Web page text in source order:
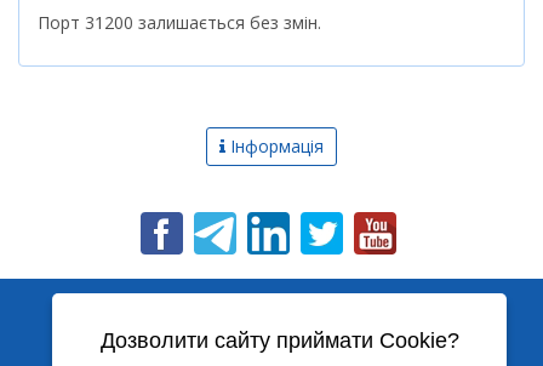
Порт 31200 залишається без змін.
Інформація
Про компанію
Гарантія
+38 (044) 391-68-74
Дозволити сайту приймати Cookie?